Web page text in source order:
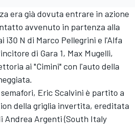
era già dovuta entrare in azione
avvenuto in partenza alla
i30 N di Marco Pellegrini e l'Alfa
di Gara 1, Max Mugelli,
ai "Cimini" con l'auto della
Eric Scalvini è partito a
della griglia invertita, ereditata
Andrea Argenti (South Italy